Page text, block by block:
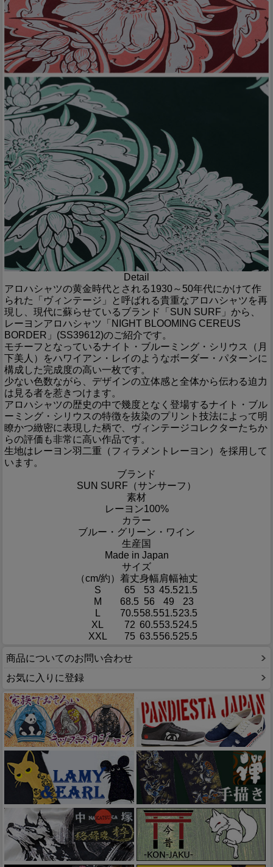
Detail
アロハシャツの黄金時代とされる1930～50年代にかけて作
られた「ヴィンテージ」と呼ばれる貴重なアロハシャツを再
現し、現代に蘇らせているブランド「SUN SURF」から、
レーヨンアロハシャツ「NIGHT BLOOMING CEREUS
BORDER」(SS39612)のご紹介です。
モチーフとなっているナイト・ブルーミング・シリウス（月
下美人）をハワイアン・レイのようなボーダー・パターンに
構成した完成度の高い一枚です。
少ない色数ながら、デザインの立体感と全体から伝わる迫力
は見る者を惹きつけます。
アロハシャツの歴史の中で幾度となく登場するナイト・ブル
ーミング・シリウスの特徴を抜染のプリント技法によって明
瞭かつ緻密に表現した柄で、ヴィンテージコレクターたちか
らの評価も非常に高い作品です。
生地はレーヨン羽二重（フィラメントレーヨン）を採用して
います。
ブランド
SUN SURF（サンサーフ）
素材
レーヨン100%
カラー
ブルー・グリーン・ワイン
生産国
Made in Japan
サイズ
（cm/約） 着丈身幅肩幅袖丈
S
65 53 45.521.5
M
68.5 56 49
23
L
70.558.551.523.5
XL
72 60.553.524.5
XXL
75 63.556.525.5
商品についてのお問い合わせ
お気に入りに登録